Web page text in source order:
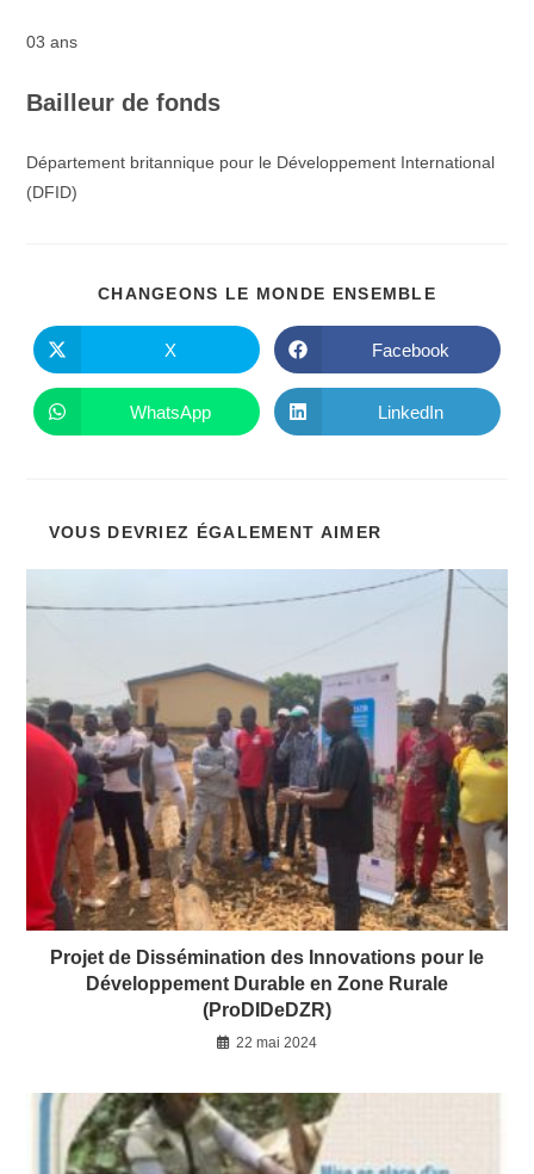
03 ans
Bailleur de fonds
Département britannique pour le Développement International
(DFID)
CHANGEONS LE MONDE ENSEMBLE
CONTENU
Ouvrir
dans
une
autre
fenêtre
X
Ouvrir
dans
une
autre
fenêtre
Facebook
Ouvrir
dans
WhatsApp
Ouvrir
dans
LinkedIn
VOUS DEVRIEZ ÉGALEMENT AIMER
Projet de Dissémination des Innovations pour le
Développement Durable en Zone Rurale
(ProDIDeDZR)
22 mai 2024